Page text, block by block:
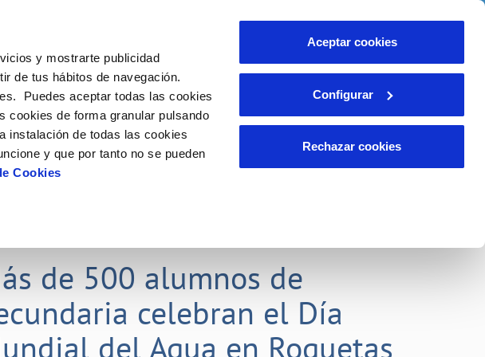
y mostrarte publicidad
de tus hábitos de navegación.
Puedes aceptar todas las cookies
cookies de forma granular pulsando
instalación de todas las cookies
y que por tanto no se pueden
Cookies
Aceptar cookies
Configurar
Rechazar cookies
DE DATOS
datos bancarios
datos de domicilio
INCIDENCIAS
Comunica anomalías o posibles
DE SERVICIO
compromisos
Counsel (Defensa del cliente)
DEL AGUA
de ahorro
contra la sequía
en curso
EMPLEO
Nuestros compromisos
de 500 alumnos de
celebran el Día
del Agua en Roquetas